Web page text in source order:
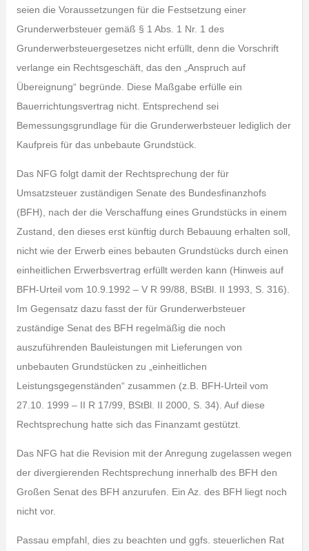
seien die Voraussetzungen für die Festsetzung einer
Grunderwerbsteuer gemäß § 1 Abs. 1 Nr. 1 des
Grunderwerbsteuergesetzes nicht erfüllt, denn die Vorschrift
verlange ein Rechtsgeschäft, das den „Anspruch auf
Übereignung“ begründe. Diese Maßgabe erfülle ein
Bauerrichtungsvertrag nicht. Entsprechend sei
Bemessungsgrundlage für die Grunderwerbsteuer lediglich der
Kaufpreis für das unbebaute Grundstück.
Das NFG folgt damit der Rechtsprechung der für
Umsatzsteuer zuständigen Senate des Bundesfinanzhofs
(BFH), nach der die Verschaffung eines Grundstücks in einem
Zustand, den dieses erst künftig durch Bebauung erhalten soll,
nicht wie der Erwerb eines bebauten Grundstücks durch einen
einheitlichen Erwerbsvertrag erfüllt werden kann (Hinweis auf
BFH-Urteil vom 10.9.1992 – V R 99/88, BStBl. II 1993, S. 316).
Im Gegensatz dazu fasst der für Grunderwerbsteuer
zuständige Senat des BFH regelmäßig die noch
auszuführenden Bauleistungen mit Lieferungen von
unbebauten Grundstücken zu „einheitlichen
Leistungsgegenständen“ zusammen (z.B. BFH-Urteil vom
27.10. 1999 – II R 17/99, BStBl. II 2000, S. 34). Auf diese
Rechtsprechung hatte sich das Finanzamt gestützt.
Das NFG hat die Revision mit der Anregung zugelassen wegen
der divergierenden Rechtsprechung innerhalb des BFH den
Großen Senat des BFH anzurufen. Ein Az. des BFH liegt noch
nicht vor.
Passau empfahl, dies zu beachten und ggfs. steuerlichen Rat